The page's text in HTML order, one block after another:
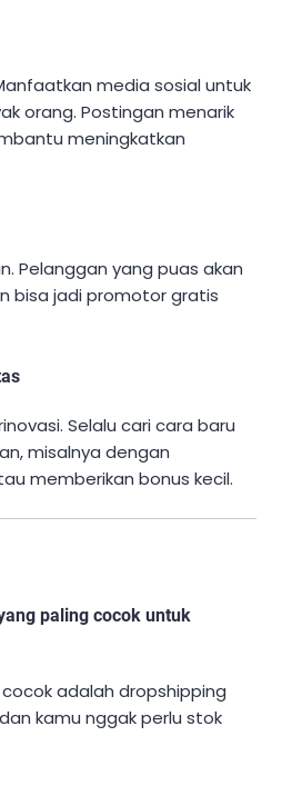
media sosial untuk
orang. Postingan menarik
meningkatkan
Pelanggan yang puas akan
bisa jadi promotor gratis
Selalu cari cara baru
misalnya dengan
memberikan bonus kecil.
paling cocok untuk
adalah dropshipping
kamu nggak perlu stok